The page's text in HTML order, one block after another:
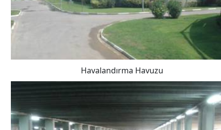
Havalandırma Havuzu